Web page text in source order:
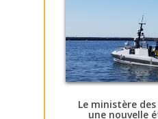
Le ministère
une nouvelle